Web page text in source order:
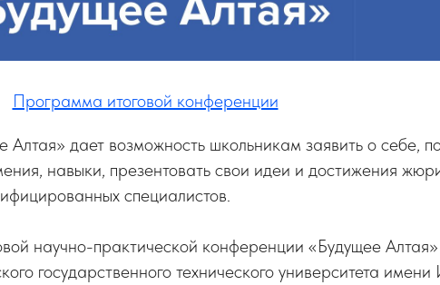
Программа итоговой конференции
дает возможность школьникам заявить о себе,
навыки, презентовать свои идеи и достижения
специалистов.
научно-практической конференции «Будущее
государственного технического университета